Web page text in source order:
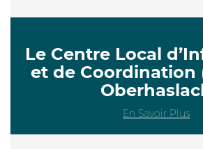
Le Centre Local
et de Coordination
En Savoir Plus